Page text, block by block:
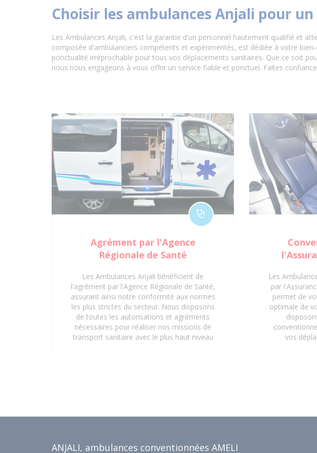
Choisir les ambulances Anjali pour
Les Ambulances Anjali, c'est la garantie d'un personnel hautement qualifié et
composée d'ambulanciers compétents et expérimentés, est dédiée à votre
ponctualité irréprochable pour tous vos déplacements sanitaires. Que ce soit
nous nous engageons à vous offrir un service fiable et ponctuel. Faites
Agrément par l'Agence
Régionale de Santé
Les Ambulances Anjali bénéficient de
l'agrément par l'Agence Régionale de Santé,
assurant ainsi notre conformité aux normes
les plus strictes du secteur. Nous disposons
de toutes les autorisations et agréments
nécessaires pour réaliser nos missions de
transport sanitaire avec le plus haut niveau
agréments pour un service de transport
Les
par
permet de
optimale de
vos
transport
ANJALI, ambulances conventionnées AMELI